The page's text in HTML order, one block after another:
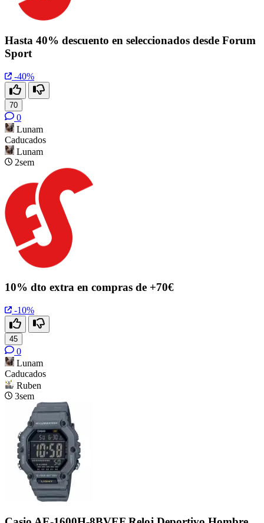
Hasta 40% descuento en seleccionados desde Forum
Sport
-40%
70
0
Lunam
Caducados
Lunam
2sem
10% dto extra en compras de +70€
-10%
45
0
Lunam
Caducados
Ruben
3sem